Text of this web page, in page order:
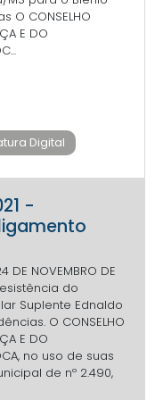
O CONSELHO
E DO
Digital
-
DE NOVEMBRO DE
do
Suplente Ednaldo
O CONSELHO
E DO
no uso de suas
de nº 2.490,